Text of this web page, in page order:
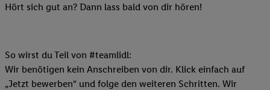
Hört sich gut an? Dann lass bald von dir hören!
So wirst du Teil von #teamlidl:
Wir benötigen kein Anschreiben von dir. Klick einfach auf
„Jetzt bewerben“ und folge den weiteren Schritten. Wir